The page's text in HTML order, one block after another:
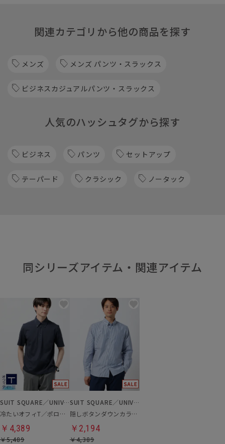
関連カテゴリから他の商品を探す
メンズ メンズ パンツ・スラックス
ビジネスカジュアルパンツ・スラックス
人気のハッシュタグから探す
ビジネス パンツ セットアップ
テーパード クラシック ノータック
同シリーズアイテム・関連アイテム
SUIT SQUARE／UNIVERSAL LANGUAGE
冷たいオフィT／ポロシャツ
￥4,389
￥5,489
SUIT SQUARE／UNIVERSAL LANGUAGE
隠しボタンダウンカラーシャツ
￥2,194
￥4,389